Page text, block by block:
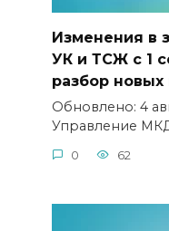
Изменения в
УК и ТСЖ с 1
разбор новых
Обновлено: 4
Управление
0 62